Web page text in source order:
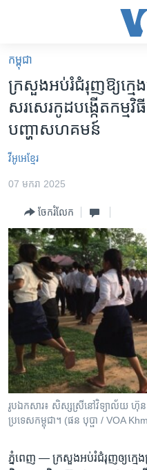
គេហទំព័រ​
ទាក់ទង
រំលង​
និង​
ចូល​
ទំព័រ​
ព័ត៌មាន​​
រំលង​
និង​
ចូល​
ទៅ​
ទំព័រ​
រចនា
រំលង​
និង​
ចូល​
ទៅ​
កាន់​
ទំព័រ​
រក
កម្ពុជា
អន្តរជាតិ
ព្រឹត្តិការណ៍ព័ត៌មាន
ទូរទស្សន៍ / វីដេអូ​
វិទ្យុ / ផតខាសថ៍
កម្មវិធីទាំងអស់
Khmer English
បណ្តាញ​សង្គម
កម្ពុជា
ក្រសួង​អប់រំ​ជំរុញ​ឱ្យ​ក្មេ
សរសេរ​កូដ​បង្កើត​កម្ម
បញ្ហា​សហគមន៍
វីអូអេខ្មែរ
07 មករា 2025
ចែករំលែក
រូបឯកសារ៖ សិស្ស​ស្រី​នៅ​វិទ្យាល័យ ហ៊ុន
ប្រទេស​កម្ពុជា។ (ផន បុប្ផា / VOA
ភ្នំពេញ — ក្រសួង​អប់រំ​ជំរុញឲ្យក្មេ